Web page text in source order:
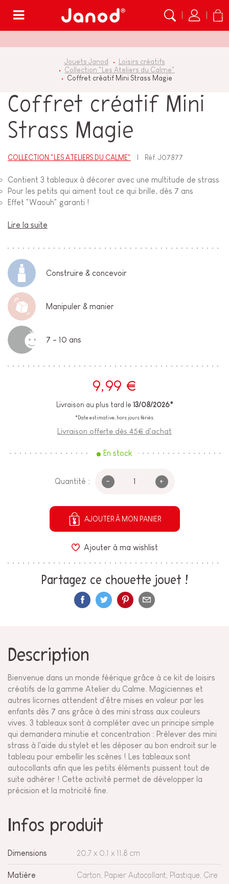
Jouets Janod
Loisirs créatifs
Collection "Les Ateliers du Calme"
Coffret créatif Mini Strass Magie
Coffret créatif Mini
Strass Magie
COLLECTION "LES ATELIERS DU CALME" Réf.J07877
Contient 3 tableaux à décorer avec une multitude de strass
Pour les petits qui aiment tout ce qui brille, dès 7 ans
Effet "Waouh" garanti !
Lire la suite
Construire & concevoir
Manipuler & manier
7 - 10 ans
9,99 €
Livraison au plus tard le 13/08/2026*
*Date estimative, hors jours fériés.
Livraison offerte dès 45€ d'achat
En stock
Quantité : - +
AJOUTER À MON PANIER
Ajouter à ma wishlist
Partagez ce chouette jouet !
Description
Bienvenue dans un monde féérique grâce à ce kit de loisirs
créatifs de la gamme Atelier du Calme. Magiciennes et
autres licornes attendent d'être mises en valeur par les
enfants dès 7 ans grâce à des mini strass aux couleurs
vives. 3 tableaux sont à compléter avec un principe simple
qui demandera minutie et concentration : Prélever des mini
strass à l'aide du stylet et les déposer au bon endroit sur le
tableau pour embellir les scènes ! Les tableaux sont
autocollants afin que les petits éléments puissent tout de
suite adhérer ! Cette activité permet de développer la
précision et la motricité fine.
Infos produit
Dimensions 20,7 x 0,1 x 11,8 cm
Matière Carton, Papier Autocollant, Plastique, Cire